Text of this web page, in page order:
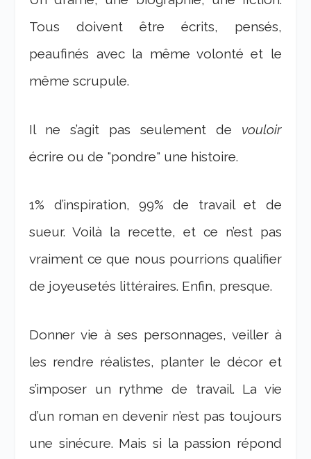
Tous doivent être écrits, pensés,
peaufinés avec la même volonté et le
même scrupule.
Il ne s’agit pas seulement de vouloir
écrire ou de "pondre" une histoire.
1% d’inspiration, 99% de travail et de
sueur. Voilà la recette, et ce n’est pas
vraiment ce que nous pourrions qualifier
de joyeusetés littéraires. Enfin, presque.
Donner vie à ses personnages, veiller à
les rendre réalistes, planter le décor et
s’imposer un rythme de travail. La vie
d’un roman en devenir n’est pas toujours
une sinécure. Mais si la passion répond